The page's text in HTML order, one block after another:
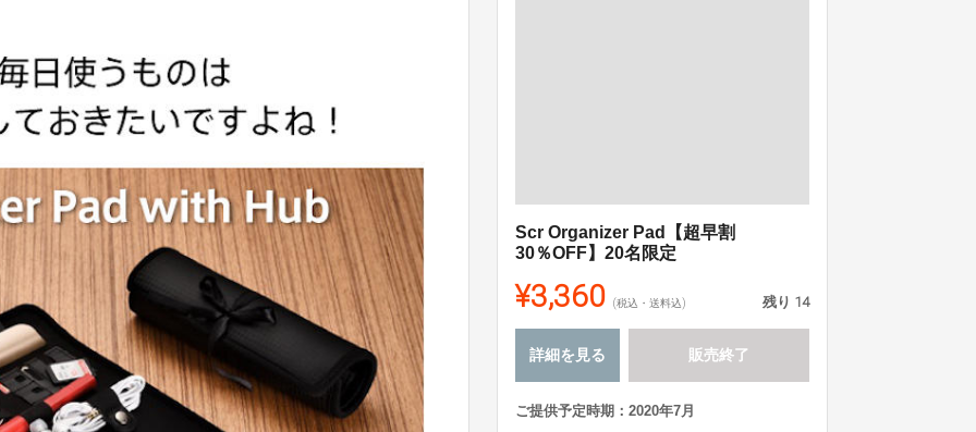
Scr Organizer Pad【超早割
30％OFF】20名限定
¥3,360 (税込・送料込) 残り 14
詳細を見る 販売終了
ご提供予定時期：2020年7月